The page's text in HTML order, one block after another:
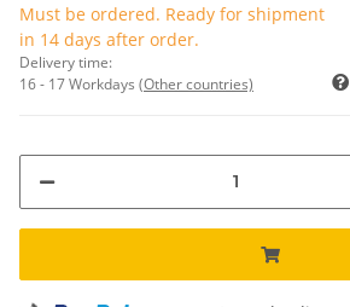
Must be ordered. Ready for shipment
in 14 days after order.
Delivery time:
16 - 17 Workdays (Other countries)